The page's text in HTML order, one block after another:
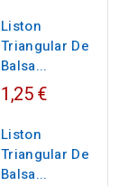
Liston
Triangular De
Balsa...
1,25 €
Liston
Triangular De
Balsa...